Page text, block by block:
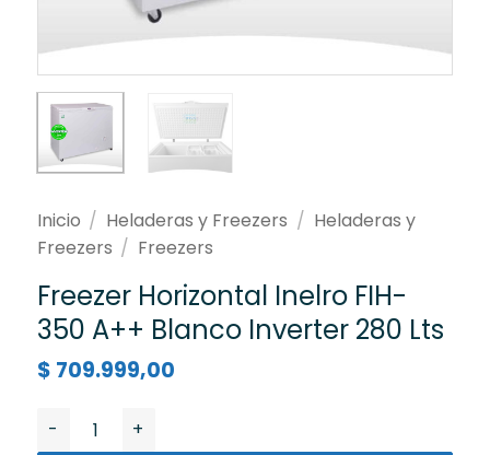
Inicio / Heladeras y Freezers / Heladeras y
Freezers / Freezers
Freezer Horizontal Inelro FIH-
350 A++ Blanco Inverter 280 Lts
$ 709.999,00
Freezer Horizontal Inelro FIH-350 A++ Blanco